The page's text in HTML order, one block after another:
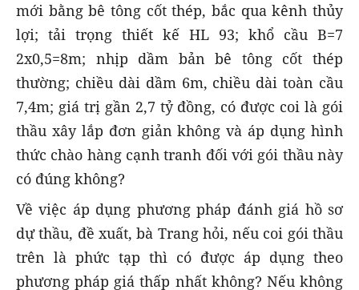
mới bằng bê tông cốt thép, bắc qua kênh thủy
lợi; tải trọng thiết kế HL 93; khổ cầu B=7
2x0,5=8m; nhịp dầm bản bê tông cốt thép
thường; chiều dài dầm 6m, chiều dài toàn cầu
7,4m; giá trị gần 2,7 tỷ đồng, có được coi là gói
thầu xây lắp đơn giản không và áp dụng hình
thức chào hàng cạnh tranh đối với gói thầu này
có đúng không?
Về việc áp dụng phương pháp đánh giá hồ sơ
dự thầu, đề xuất, bà Trang hỏi, nếu coi gói thầu
trên là phức tạp thì có được áp dụng theo
phương pháp giá thấp nhất không? Nếu không